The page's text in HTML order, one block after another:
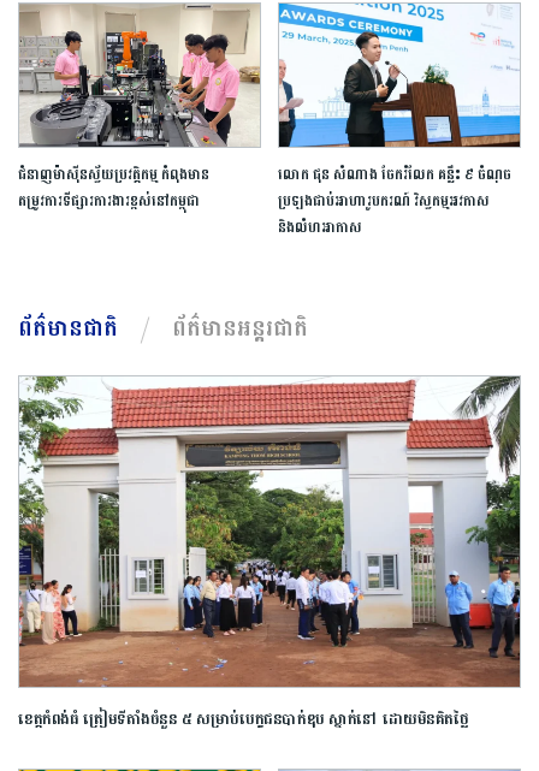
ជំនាញ​ម៉ាស៊ីន​ស្វ័យប្រវត្តិកម្ម​ ​កំពុង​មាន​
តម្រូវការទីផ្សារការងារ​ខ្ពស់​នៅ​កម្ពុជា​
លោក ជុន សំណាង ចែករំលែក គន្លឹះ ៩ ចំណុច
ប្រឡងជាប់អាហារូបករណ៍ វិស្វកម្មអវកាស
និងលំហអាកាស
ព័ត៌មានជាតិ ព័ត៌មានអន្តរជាតិ
ខេត្ត​កំពង់ធំ​ ត្រៀម​ទីតាំង​ចំនួន​ ​៥​ ​សម្រាប់​បេក្ខជន​បាក់ឌុប ស្នាក់នៅ ​ដោយ​មិន​គិត​ថ្លៃ​